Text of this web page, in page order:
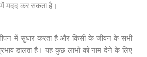
मदद कर सकता है।
में सुधार करता है और किसी के जीवन के सभी
डालता है। यह कुछ लाभों को नाम देने के लिए